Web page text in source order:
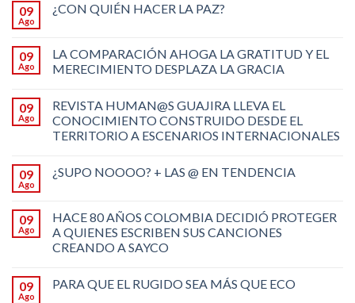
09
Ago
¿CON QUIÉN HACER LA PAZ?
09
Ago
LA COMPARACIÓN AHOGA LA GRATITUD Y EL
MERECIMIENTO DESPLAZA LA GRACIA
09
Ago
REVISTA HUMAN@S GUAJIRA LLEVA EL
CONOCIMIENTO CONSTRUIDO DESDE EL
TERRITORIO A ESCENARIOS INTERNACIONALES
09
Ago
¿SUPO NOOOO? + LAS @ EN TENDENCIA
09
Ago
HACE 80 AÑOS COLOMBIA DECIDIÓ PROTEGER
A QUIENES ESCRIBEN SUS CANCIONES
CREANDO A SAYCO
09
Ago
PARA QUE EL RUGIDO SEA MÁS QUE ECO